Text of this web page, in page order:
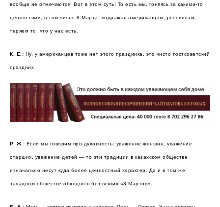
вообще не отмечаются. Вот в этом суть! То есть мы, гоняясь за какими-то
ценностями, в том числе 8 Марта, подражая американцам, россиянам,
теряем то, что у нас есть.
К. Е.: Ну, у американцев тоже нет этого праздника, это чисто постсоветский
праздник.
Р. Ж.: Если мы говорим про духовность: уважение женщин, уважение
старших, уважение детей — то эти традиции в казахском обществе
изначально несут куда более ценностный характер. Да и в том же
западном обществе обходятся без всяких «8 Мартов».